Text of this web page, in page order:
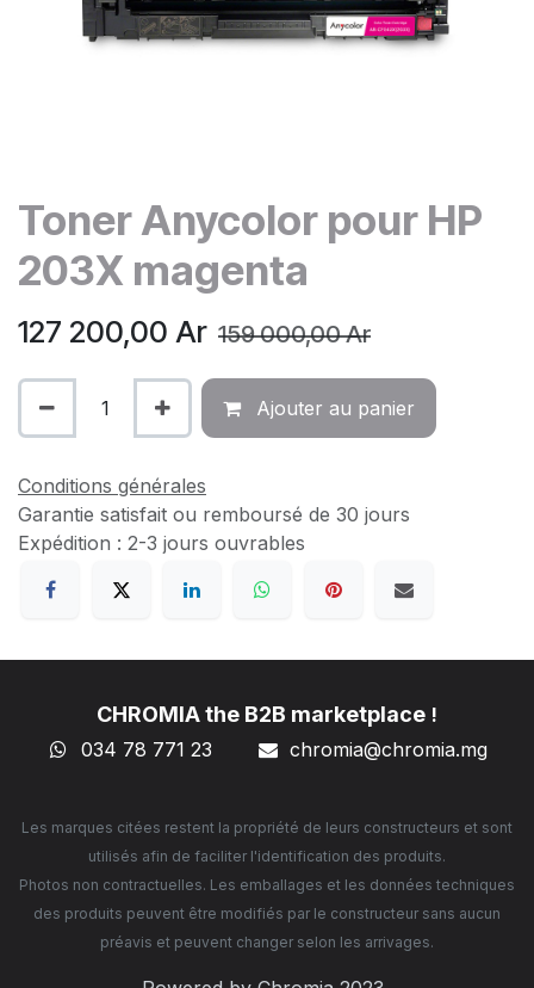
Toner Anycolor pour HP
203X magenta
127 200,00 Ar 159 000,00Ar
Ajouter au panier
Conditions générales
Garantie satisfait ou remboursé de 30 jours
Expédition : 2-3 jours ouvrables
CHROMIA the B2B marketplace !
034 78 771 23
chromia@chromia.mg
Les marques citées restent la propriété de leurs constructeurs et sont
utilisés afin de faciliter l'identification des produits.
Photos non contractuelles. Les emballages et les données techniques
des produits peuvent être modifiés par le constructeur sans aucun
préavis et peuvent changer selon les arrivages.